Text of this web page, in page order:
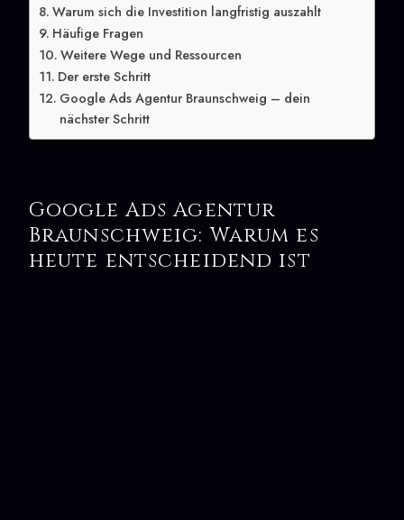
Warum sich die Investition langfristig auszahlt
Häufige Fragen
Weitere Wege und Ressourcen
Der erste Schritt
Google Ads Agentur Braunschweig – dein
nächster Schritt
Google Ads Agentur
Braunschweig: Warum es
heute entscheidend ist